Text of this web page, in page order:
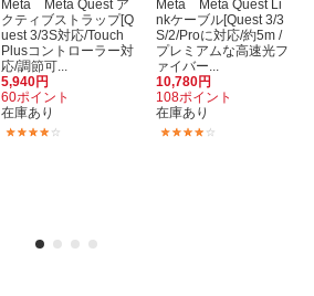
Meta Meta Quest ア
クティブストラップ[Q
uest 3/3S対応/Touch
Plusコントローラー対
応/調節可...
5,940円
60ポイント
在庫あり
Meta Meta Quest Li
nkケーブル[Quest 3/3
S/2/Proに対応/約5m /
プレミアムな高速光フ
ァイバー...
10,780円
108ポイント
在庫あり